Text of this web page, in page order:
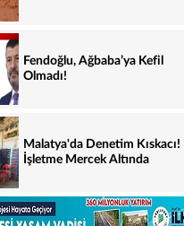
Fendoğlu, Ağbaba’ya Kefil
Olmadı!
Malatya'da Denetim Kıskacı!
İşletme Mercek Altında